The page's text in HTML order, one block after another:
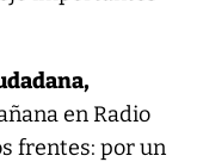
en Radio
frentes: por un